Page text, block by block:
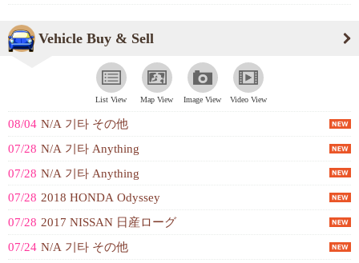
Vehicle Buy & Sell
List View Map View Image View Video View
08/04 N/A 기타 その他
07/28 N/A 기타 Anything
07/28 N/A 기타 Anything
07/28 2018 HONDA Odyssey
07/28 2017 NISSAN 日産ローグ
07/24 N/A 기타 その他